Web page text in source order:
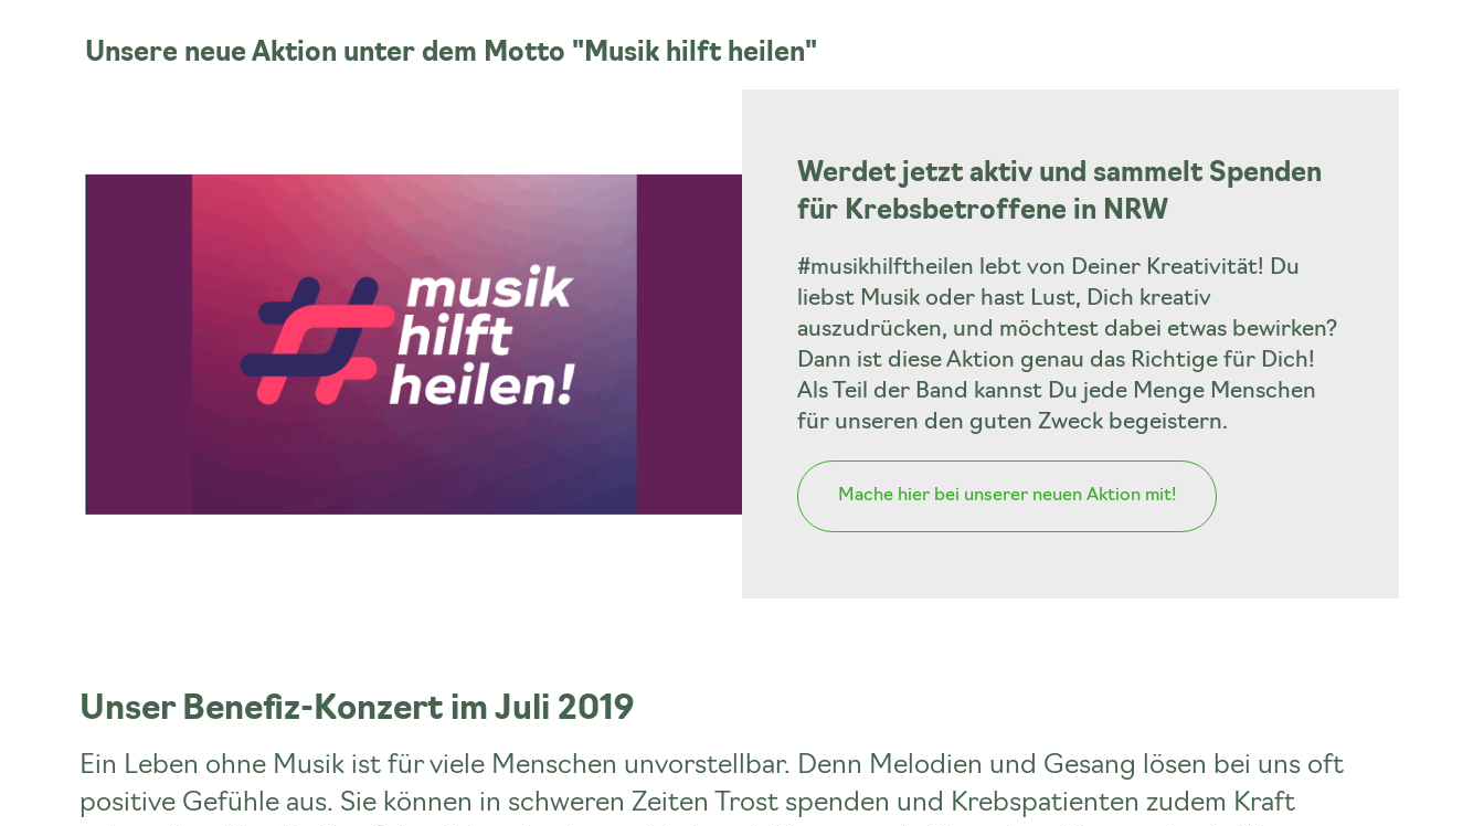
„Musik hilft heilen“
Unsere neue Aktion unter dem Motto "Musik hilft heilen"
Werdet jetzt aktiv und sammelt Spenden
für Krebsbetroffene in NRW
#musikhilftheilen lebt von Deiner Kreativität! Du
liebst Musik oder hast Lust, Dich kreativ
auszudrücken, und möchtest dabei etwas bewirken?
Dann ist diese Aktion genau das Richtige für Dich!
Als Teil der Band kannst Du jede Menge Menschen
für unseren den guten Zweck begeistern.
Mache hier bei unserer neuen Aktion mit!
Unser Benefiz-Konzert im Juli 2019
Ein Leben ohne Musik ist für viele Menschen unvorstellbar. Denn Melodien und Gesang lösen bei uns oft
positive Gefühle aus. Sie können in schweren Zeiten Trost spenden und Krebspatienten zudem Kraft